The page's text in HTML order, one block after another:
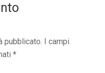
pubblicato.
I campi
*